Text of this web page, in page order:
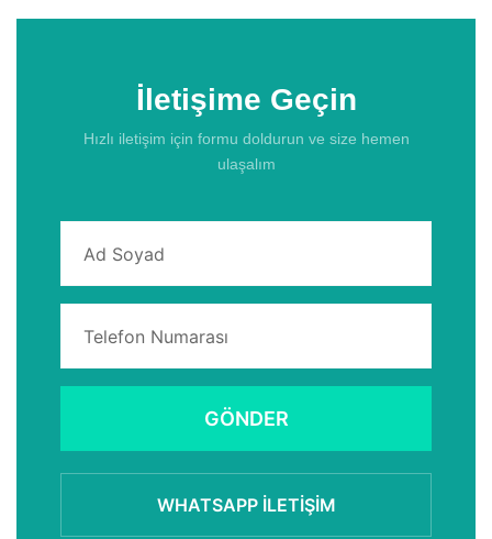
İletişime Geçin
Hızlı iletişim için formu doldurun ve size hemen
ulaşalım
GÖNDER
WHATSAPP İLETIŞIM